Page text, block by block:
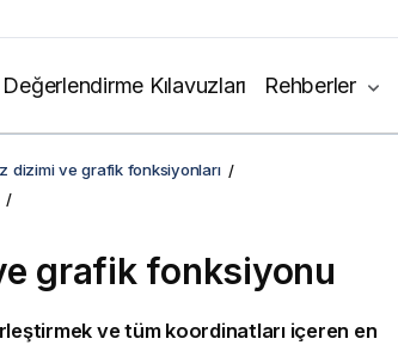
Değerlendirme Kılavuzları Rehberler
dizimi ve grafik fonksiyonları
grafik fonksiyonu
ve tüm koordinatları içeren en